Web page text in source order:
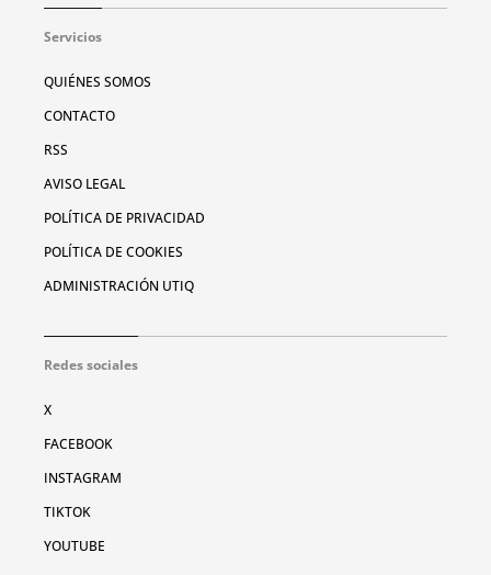
Servicios
QUIÉNES SOMOS
CONTACTO
RSS
AVISO LEGAL
POLÍTICA DE PRIVACIDAD
POLÍTICA DE COOKIES
ADMINISTRACIÓN UTIQ
Redes sociales
X
FACEBOOK
INSTAGRAM
TIKTOK
YOUTUBE